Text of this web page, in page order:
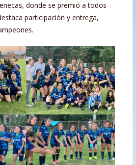
donde se premió a todos
participación y entrega,